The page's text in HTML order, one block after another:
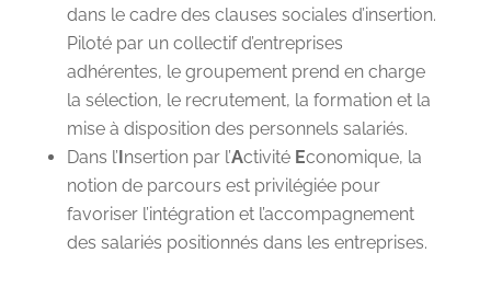
dans le cadre des clauses sociales d’insertion.
Piloté par un collectif d’entreprises
adhérentes, le groupement prend en charge
la sélection, le recrutement, la formation et la
mise à disposition des personnels salariés.
Dans l’Insertion par l’Activité Economique, la
notion de parcours est privilégiée pour
favoriser l’intégration et l’accompagnement
des salariés positionnés dans les entreprises.